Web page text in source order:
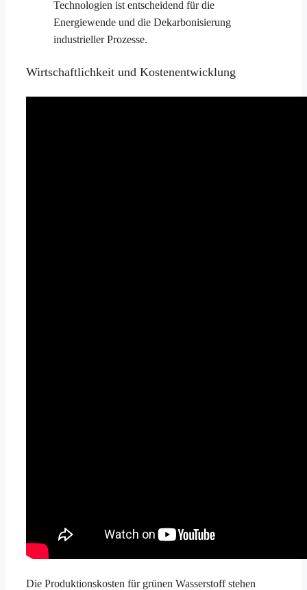
Technologien ist entscheidend für die
Energiewende und die Dekarbonisierung
industrieller Prozesse.
Wirtschaftlichkeit und Kostenentwicklung
Die Produktionskosten für grünen Wasserstoff stehen